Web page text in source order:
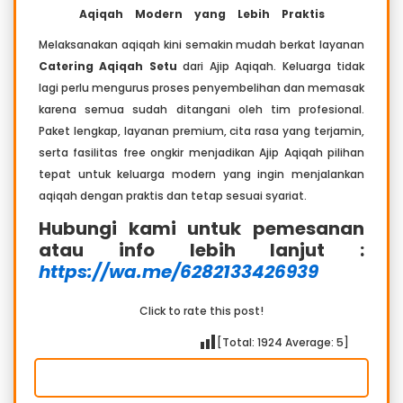
Aqiqah Modern yang Lebih Praktis
Melaksanakan aqiqah kini semakin mudah berkat layanan
Catering Aqiqah Setu dari Ajip Aqiqah. Keluarga tidak
lagi perlu mengurus proses penyembelihan dan memasak
karena semua sudah ditangani oleh tim profesional.
Paket lengkap, layanan premium, cita rasa yang terjamin,
serta fasilitas free ongkir menjadikan Ajip Aqiqah pilihan
tepat untuk keluarga modern yang ingin menjalankan
aqiqah dengan praktis dan tetap sesuai syariat.
Hubungi kami untuk pemesanan
atau info lebih lanjut :
https://wa.me/6282133426939
Click to rate this post!
[Total: 1924 Average: 5]